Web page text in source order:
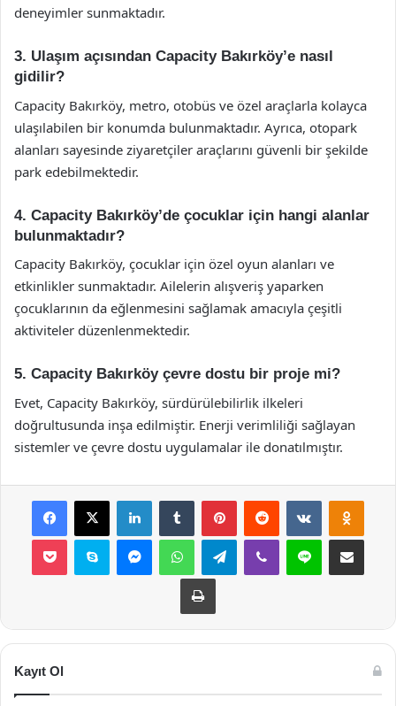
deneyimler sunmaktadır.
3. Ulaşım açısından Capacity Bakırköy’e nasıl
gidilir?
Capacity Bakırköy, metro, otobüs ve özel araçlarla kolayca
ulaşılabilen bir konumda bulunmaktadır. Ayrıca, otopark
alanları sayesinde ziyaretçiler araçlarını güvenli bir şekilde
park edebilmektedir.
4. Capacity Bakırköy’de çocuklar için hangi alanlar
bulunmaktadır?
Capacity Bakırköy, çocuklar için özel oyun alanları ve
etkinlikler sunmaktadır. Ailelerin alışveriş yaparken
çocuklarının da eğlenmesini sağlamak amacıyla çeşitli
aktiviteler düzenlenmektedir.
5. Capacity Bakırköy çevre dostu bir proje mi?
Evet, Capacity Bakırköy, sürdürülebilirlik ilkeleri
doğrultusunda inşa edilmiştir. Enerji verimliliği sağlayan
sistemler ve çevre dostu uygulamalar ile donatılmıştır.
Facebook
X LinkedInTumblr PinterestReddit VKontakte
Pocket Skype MessengerWhatsAppTelegramViber Line E-Posta ile
Yazdır
Kayıt Ol